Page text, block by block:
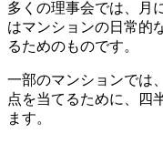
マンション理事会
多くの理事会では、月
はマンションの日常的
るためのものです。
一部のマンションでは
点を当てるために、四
ます。